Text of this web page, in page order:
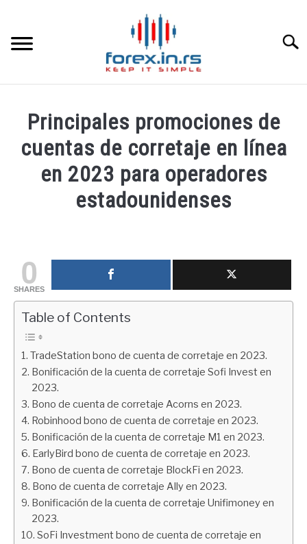
content
HOME ESPAÑOLA
LOS MEJORES CORREDORES DE DIVISAS
CONTACT
Principales promociones de
cuentas de corretaje en línea
en 2023 para operadores
estadounidenses
in
Educación
financiera
0
SHARES
Table of Contents
TradeStation bono de cuenta de corretaje en 2023.
Bonificación de la cuenta de corretaje Sofi Invest en
2023.
Bono de cuenta de corretaje Acorns en 2023.
Robinhood bono de cuenta de corretaje en 2023.
Bonificación de la cuenta de corretaje M1 en 2023.
EarlyBird bono de cuenta de corretaje en 2023.
Bono de cuenta de corretaje BlockFi en 2023.
Bono de cuenta de corretaje Ally en 2023.
Bonificación de la cuenta de corretaje Unifimoney en
2023.
SoFi Investment bono de cuenta de corretaje en